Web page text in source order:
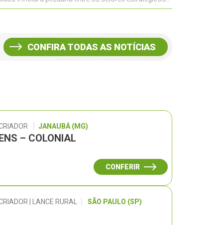
CONFIRA TODAS AS NOTÍCIAS
JANAUBÁ (MG)
– COLONIAL
CONFERIR
| LANCE RURAL SÃO PAULO (SP)